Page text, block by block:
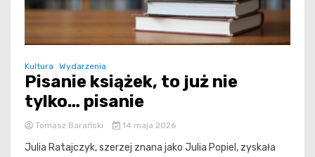
Kultura Wydarzenia
Pisanie książek, to już nie
tylko… pisanie
Tomasz Barański 14 maja 2026
Julia Ratajczyk, szerzej znana jako Julia Popiel, zyskała